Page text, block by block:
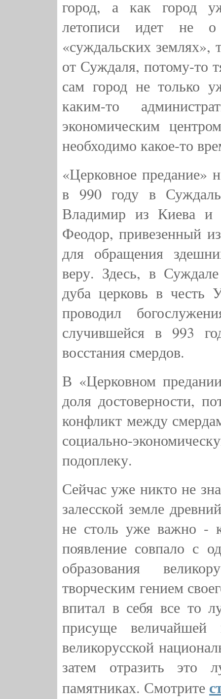
город, а как город
летописи идет не
«суждальских землях»,
от Суждаля, потому-то
сам город не только
каким-то
экономическим
необходимо какое-то
«Церковное предание»
в 990 году в
Владимир из Киева и
Феодор, привезенный
для обращения
веру. Здесь, в
дуба церковь в честь
проводил
случившейся в 993
восстания смердов.
В «Церковном
доля достоверности,
конфликт между
социально-
подоплеку.
Сейчас уже никто не
залесской земле
не столь уже важно -
появление совпало с
образования
творческим гением
впитал в себя все то
присуще
великорусской
затем отразить это
памятниках. Смотрите